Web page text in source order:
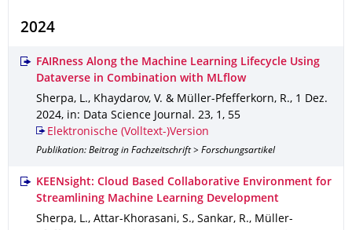
2024
FAIRness Along the Machine Learning Lifecycle Using
Dataverse in Combination with MLflow
Sherpa, L., Khaydarov, V. & Müller-Pfefferkorn, R., 1 Dez.
2024, in: Data Science Journal . 23, 1 , 55
Elektronische (Volltext-)Version
Publikation: Beitrag in Fachzeitschrift > Forschungsartikel
KEENsight: Cloud Based Collaborative Environment for
Streamlining Machine Learning Development
Sherpa, L., Attar-Khorasani, S., Sankar, R., Müller-